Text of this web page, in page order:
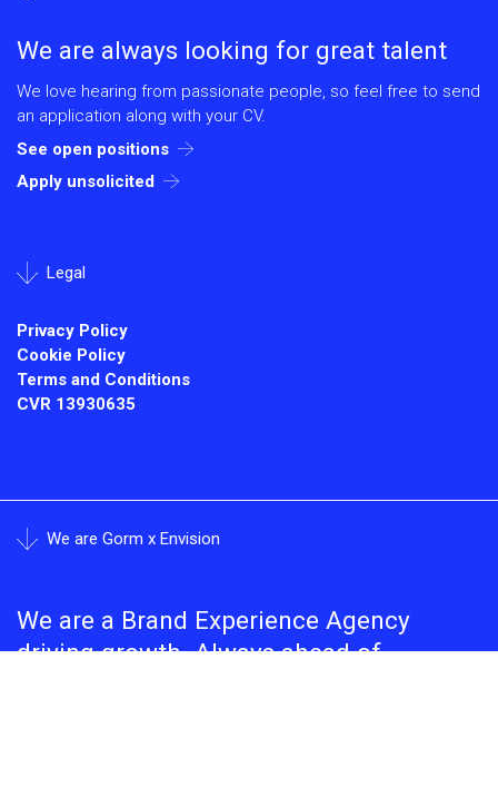
We are always looking for great talent
We love hearing from passionate people, so feel free to send
an application along with your CV.
See open positions
Apply unsolicited
Legal
Privacy Policy
Cookie Policy
Terms and Conditions
CVR 13930635
We are Gorm x Envision
We are a Brand Experience Agency
driving growth. Always ahead of